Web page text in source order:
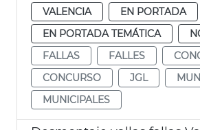
VALENCIA
EN PORTADA
EN PORTADA TEMÁTICA
FALLAS
FALLES
CONCURSO
JGL
MUNICIPALES